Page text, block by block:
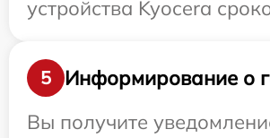
устройства Kyocera
5
Информирование о
Вы получите